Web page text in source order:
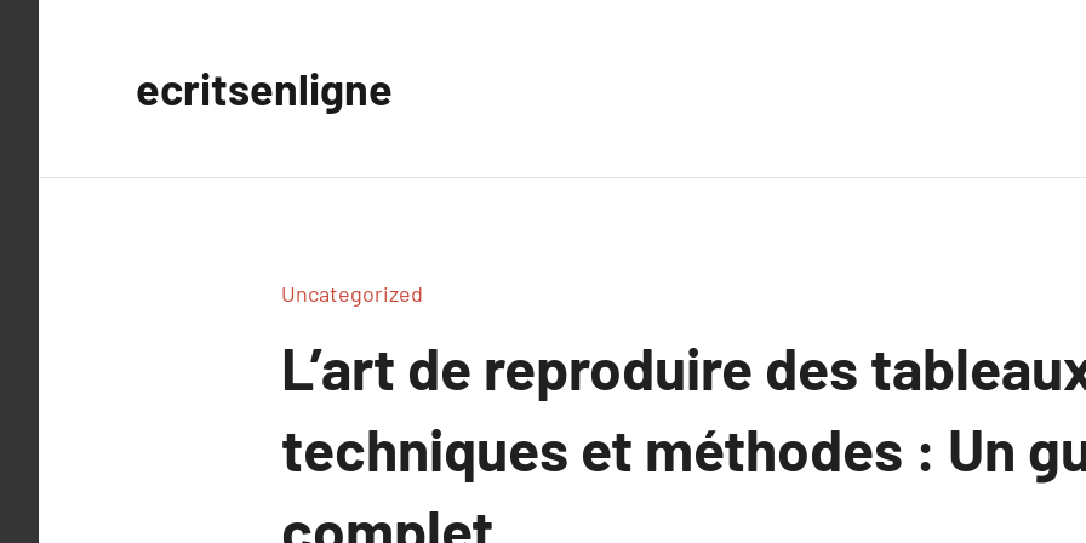
ecritsenligne
Uncategorized
L’art de reproduire des
techniques et méthodes : Un